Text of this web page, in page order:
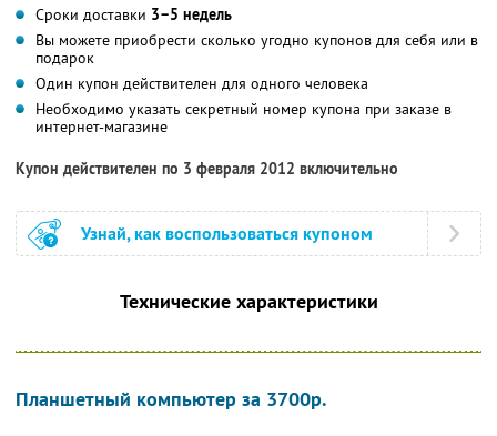
Сроки доставки 3–5 недель
Вы можете приобрести сколько угодно купонов для себя или в
подарок
Один купон действителен для одного человека
Необходимо указать секретный номер купона при заказе в
интернет-магазине
Купон действителен по 3 февраля 2012 включительно
Узнай, как воспользоваться купоном
Технические характеристики
Планшетный компьютер за 3700р.